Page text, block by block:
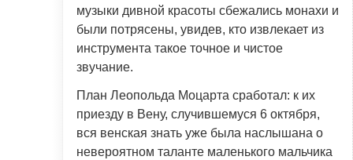
музыки дивной красоты сбежались монахи и
были потрясены, увидев, кто извлекает из
инструмента такое точное и чистое
звучание.
План Леопольда Моцарта сработал: к их
приезду в Вену, случившемуся 6 октября,
вся венская знать уже была наслышана о
невероятном таланте маленького мальчика